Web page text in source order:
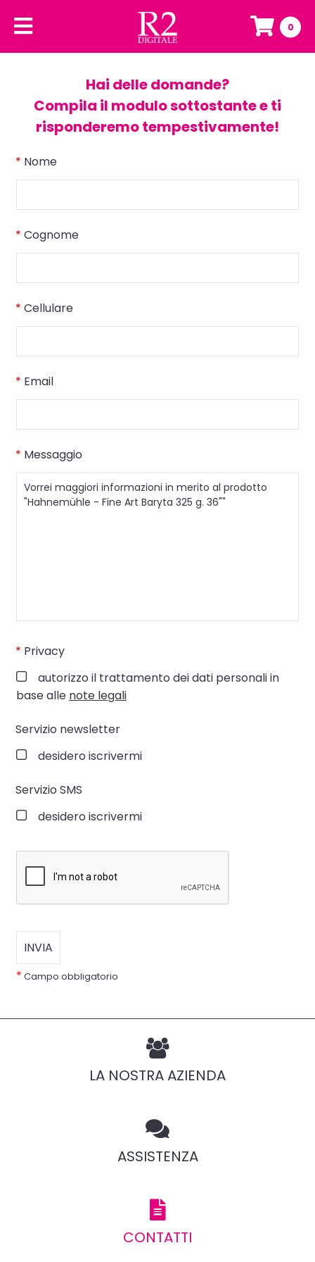
0
Hai delle domande?
Compila il modulo sottostante e ti
risponderemo tempestivamente!
* Nome
* Cognome
* Cellulare
* Email
* Messaggio
* Privacy
autorizzo il trattamento dei dati personali in
base alle note legali
Servizio newsletter
desidero iscrivermi
Servizio SMS
desidero iscrivermi
* Campo obbligatorio
LA NOSTRA AZIENDA
ASSISTENZA
CONTATTI